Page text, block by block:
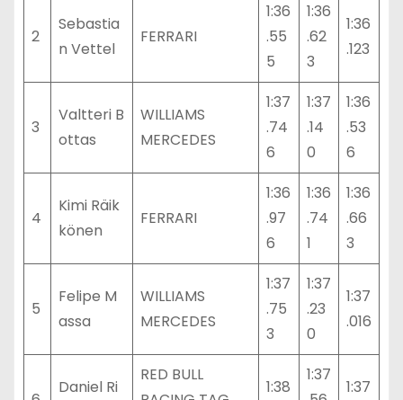
2
Sebastia
n Vettel
FERRARI
1:36
.55
5
1:36
.62
3
1:36
.123
3
Valtteri B
ottas
WILLIAMS
MERCEDES
1:37
.74
6
1:37
.14
0
1:36
.53
6
4
Kimi Räik
könen
FERRARI
1:36
.97
6
1:36
.74
1
1:36
.66
3
5
Felipe M
assa
WILLIAMS
MERCEDES
1:37
.75
3
1:37
.23
0
1:37
.016
Daniel Ri
RED BULL
1:38
1:37
1:37